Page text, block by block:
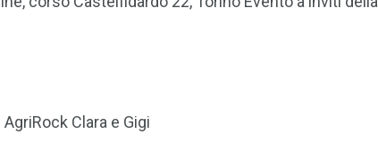
Clara e Gigi